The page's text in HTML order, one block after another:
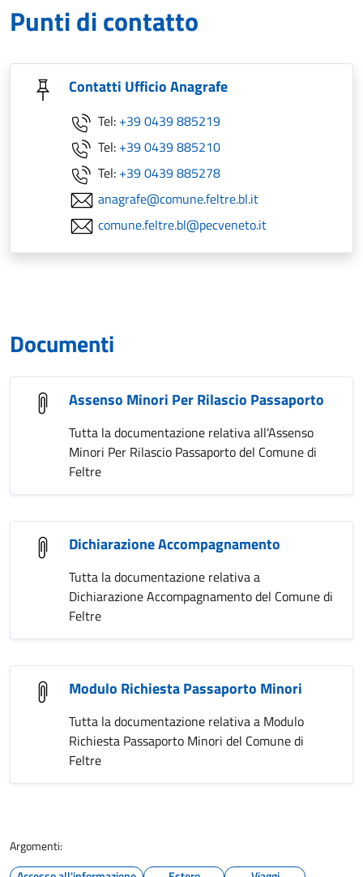
Punti di contatto
Contatti Ufficio Anagrafe
Tel: +39 0439 885219
Tel: +39 0439 885210
Tel: +39 0439 885278
anagrafe@comune.feltre.bl.it
comune.feltre.bl@pecveneto.it
Documenti
Assenso Minori Per Rilascio Passaporto
Tutta la documentazione relativa all'Assenso
Minori Per Rilascio Passaporto del Comune di
Feltre
Dichiarazione Accompagnamento
Tutta la documentazione relativa a
Dichiarazione Accompagnamento del Comune di
Feltre
Modulo Richiesta Passaporto Minori
Tutta la documentazione relativa a Modulo
Richiesta Passaporto Minori del Comune di
Feltre
Argomenti: